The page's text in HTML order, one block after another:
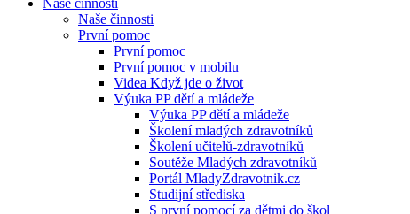
Naše činnosti
Naše činnosti
První pomoc
První pomoc
První pomoc v mobilu
Videa Když jde o život
Výuka PP dětí a mládeže
Výuka PP dětí a mládeže
Školení mladých zdravotníků
Školení učitelů-zdravotníků
Soutěže Mladých zdravotníků
Portál MladyZdravotnik.cz
Studijní střediska
S první pomocí za dětmi do škol